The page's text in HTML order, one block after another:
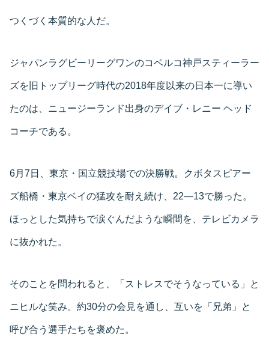
つくづく本質的な人だ。
ジャパンラグビーリーグワンのコベルコ神戸スティーラー
ズを旧トップリーグ時代の2018年度以来の日本一に導い
たのは、ニュージーランド出身のデイブ・レニー ヘッド
コーチである。
6月7日、東京・国立競技場での決勝戦。クボタスピアー
ズ船橋・東京ベイの猛攻を耐え続け、22—13で勝った。
ほっとした気持ちで涙ぐんだような瞬間を、テレビカメラ
に抜かれた。
そのことを問われると、「ストレスでそうなっている」と
ニヒルな笑み。約30分の会見を通し、互いを「兄弟」と
呼び合う選手たちを褒めた。